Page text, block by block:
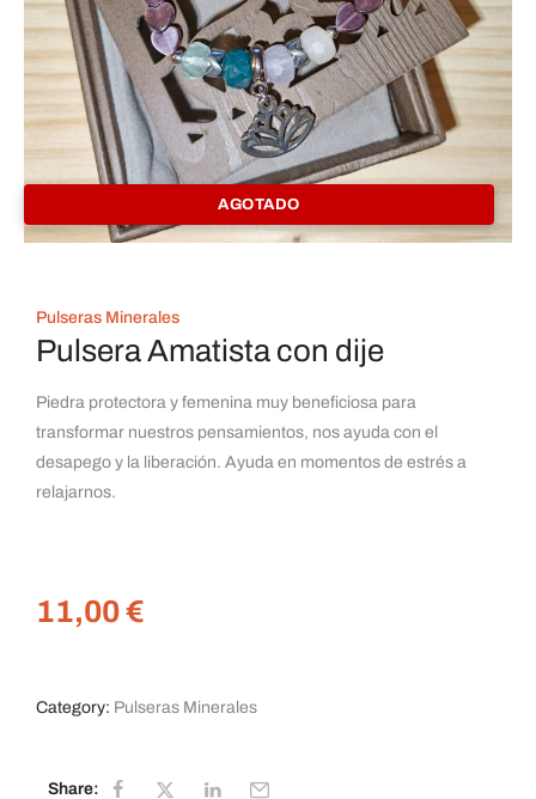
AGOTADO
Pulseras Minerales
Pulsera Amatista con dije
Piedra protectora y femenina muy beneficiosa para
transformar nuestros pensamientos, nos ayuda con el
desapego y la liberación. Ayuda en momentos de estrés a
relajarnos.
11,00€
Category: Pulseras Minerales
Share: